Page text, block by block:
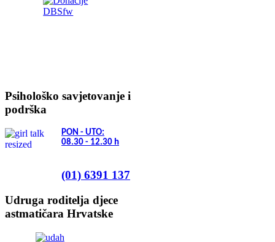
Psihološko savjetovanje i
podrška
PON - UTO:
08.30 - 12.30 h
(01) 6391 137
Udruga roditelja djece
astmatičara Hrvatske